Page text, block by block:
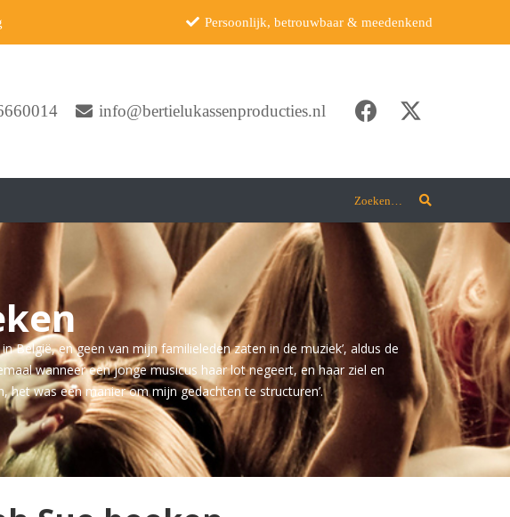
Persoonlijk, betrouwbaar & meedenkend
info@bertielukassenproducties.nl
Zoeken…
België, en geen van mijn familieleden zaten in de muziek’, aldus de
wanneer een jonge musicus haar lot negeert, en haar ziel en
het was een manier om mijn gedachten te structuren’.